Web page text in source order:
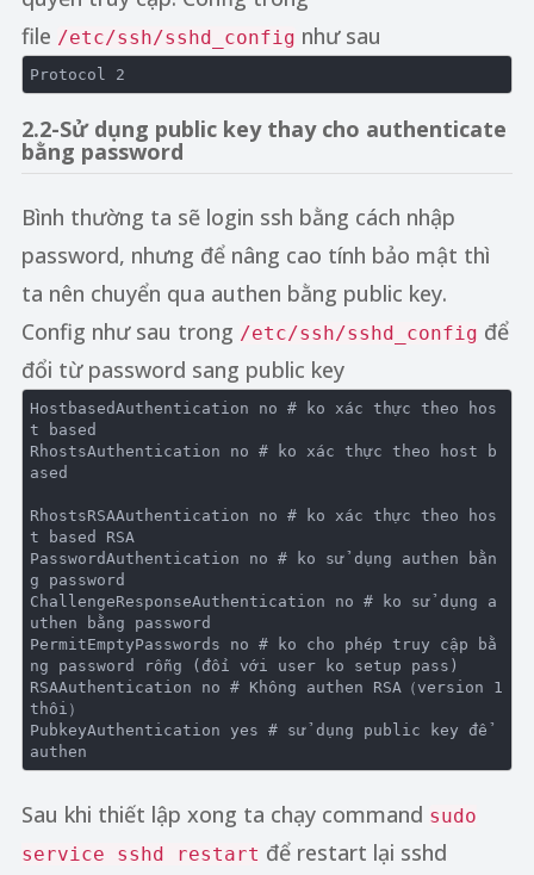
file /etc/ssh/sshd_config như sau
Protocol 2
2.2-Sử dụng public key thay cho authenticate
bằng password
Bình thường ta sẽ login ssh bằng cách nhập
password, nhưng để nâng cao tính bảo mật thì
ta nên chuyển qua authen bằng public key.
Config như sau trong /etc/ssh/sshd_config để
đổi từ password sang public key
HostbasedAuthentication no
# ko xác thực theo hos
t based
RhostsAuthentication no
# ko xác thực theo host b
ased
RhostsRSAAuthentication no
# ko xác thực theo hos
t based RSA
PasswordAuthentication no
# ko sử dụng authen bằn
g password
ChallengeResponseAuthentication no
# ko sử dụng a
uthen bằng password
PermitEmptyPasswords no
# ko cho phép truy cập bằ
ng password rỗng (đối với user ko setup pass)
RSAAuthentication no
# Không authen RSA（version 1
thôi）
PubkeyAuthentication yes
# sử dụng public key để
authen
Sau khi thiết lập xong ta chạy command sudo
service sshd restart để restart lại sshd